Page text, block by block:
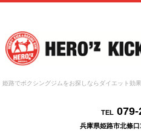
姫路でボクシングジムをお探しならダイエット効
TEL079-
兵庫県姫路市北條